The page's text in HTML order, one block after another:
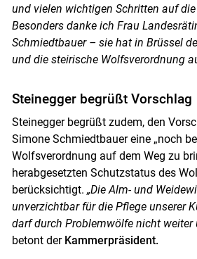
und vielen wichtigen Schritten auf
Besonders danke ich Frau
Schmiedtbauer – sie hat in Brüssel
und die steirische Wolfsverordnung
Steinegger begrüßt Vorschlag
Steinegger begrüßt zudem, den
Simone Schmiedtbauer eine „noch
Wolfsverordnung auf dem Weg zu
herabgesetzten Schutzstatus des
berücksichtigt. „Die Alm- und
unverzichtbar für die Pflege unserer
darf durch Problemwölfe nicht weiter
betont der Kammerpräsident.